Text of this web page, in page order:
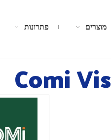
מוצרים פתרונות
Comi